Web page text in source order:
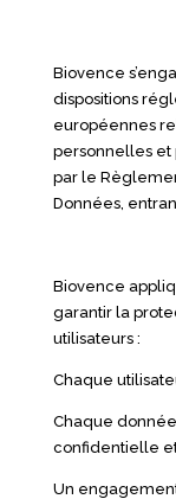
Biovence
dispositions
européennes
personnelles
par le
Données,
Biovence
garantir la
utilisateurs :
Chaque
Chaque
confidentielle
Un